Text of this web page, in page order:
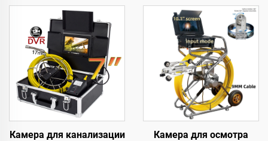
труб канализации с
сенсорным экраном 10,1
дюйма, измерительный
прибор, видеокамера
для осмотра труб, SD-
карта 16 ГБ, камера для
осмотра труб
дюймовый ЖК-дисплей,
DVR, карта памяти 16 ГБ,
водонепроницаемая
камера для дренажа
IP68, эндоскоп для
осмотра труб
Камера для канализации
Камера для осмотра